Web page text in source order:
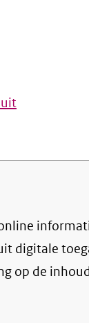
digitale
op de